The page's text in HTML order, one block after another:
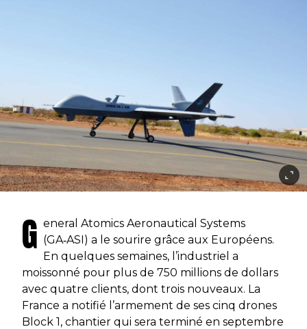
G eneral Atomics Aeronautical Systems
(GA‑ASI) a le sourire grâce aux Européens.
En quelques semaines, l’industriel a
moissonné pour plus de 750 millions de dollars
avec quatre clients, dont trois nouveaux. La
France a notifié l’armement de ses cinq drones
Block 1, chantier qui sera terminé en septembre